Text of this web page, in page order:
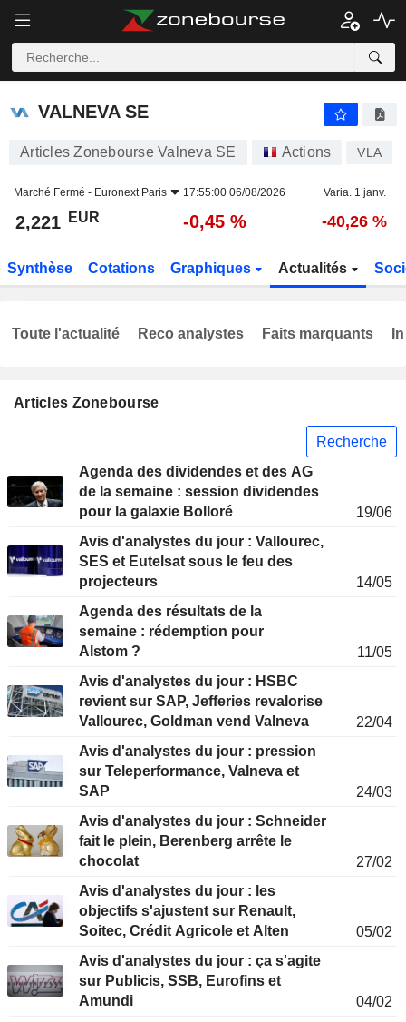
VALNEVA SE
VALNEVA SE
Articles Zonebourse Valneva SE Actions VLA
Marché Fermé - Euronext Paris 17:55:00 06/08/2026 Varia. 1 janv.
2,221 EUR -0,45 % -40,26 %
Synthèse Cotations Graphiques Actualités
Articles Zonebourse
Recherche
Agenda des dividendes et des AG
de la semaine : session dividendes
pour la galaxie Bolloré
19/06
Avis d'analystes du jour : Vallourec,
SES et Eutelsat sous le feu des
projecteurs
14/05
Agenda des résultats de la
semaine : rédemption pour
Alstom ?
11/05
Avis d'analystes du jour : HSBC
revient sur SAP, Jefferies revalorise
Vallourec, Goldman vend Valneva
22/04
Avis d'analystes du jour : pression
sur Teleperformance, Valneva et
SAP
24/03
Avis d'analystes du jour : Schneider
fait le plein, Berenberg arrête le
chocolat
27/02
Avis d'analystes du jour : les
objectifs s'ajustent sur Renault,
Soitec, Crédit Agricole et Alten
05/02
Avis d'analystes du jour : ça s'agite
sur Publicis, SSB, Eurofins et
Amundi
04/02
Toute l'actualité Reco analystes Faits marquants